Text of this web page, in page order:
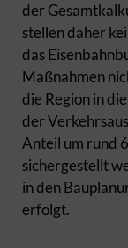
der
stellen daher
das
Maßnahmen
die Region in
der
Anteil um rund
sichergestellt
in den
erfolgt.